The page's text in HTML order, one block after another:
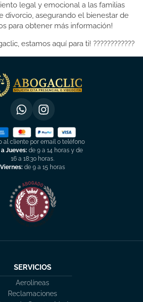
legal y emocional a las familias
divorcio, asegurando el bienestar de
para obtener más información!
estamos aquí para ti! ????????????
al cliente por email o teléfono
Jueves:de 9 a 14 horas y de
16 a 18:30 horas.
Viernes: de 9 a 15 horas
SERVICIOS
Aerolíneas
Reclamaciones